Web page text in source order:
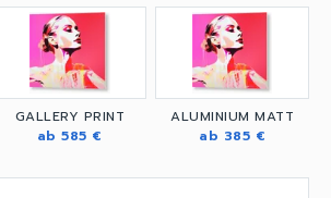
GALLERY PRINT
ab 585 €
ALUMINIUM MATT
ab 385 €